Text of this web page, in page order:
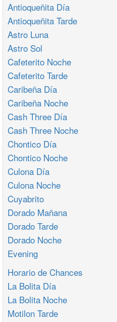
Antioqueñita Día
Antioqueñita Tarde
Astro Luna
Astro Sol
Cafeterito Noche
Cafeterito Tarde
Caribeña Día
Caribeña Noche
Cash Three Día
Cash Three Noche
Chontico Día
Chontico Noche
Culona Día
Culona Noche
Cuyabrito
Dorado Mañana
Dorado Tarde
Dorado Noche
Evening
Horario de Chances
La Bolita Día
La Bolita Noche
Motilon Tarde